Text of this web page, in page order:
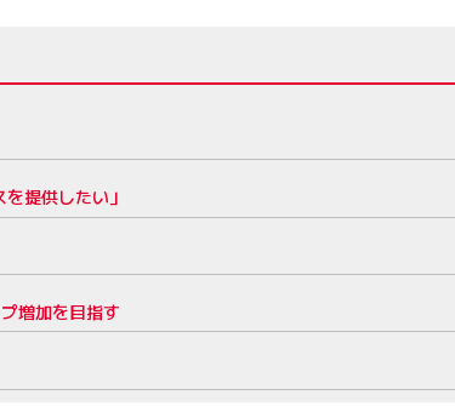
提供したい」
増加を目指す